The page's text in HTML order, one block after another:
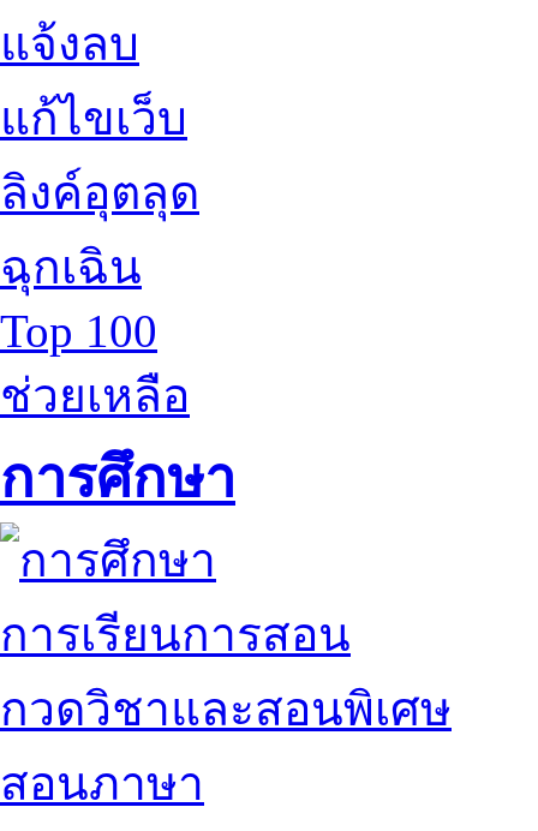
แจ้งลบ
แก้ไขเว็บ
ลิงค์อุตลุด
ฉุกเฉิน
Top 100
ช่วยเหลือ
การศึกษา
การเรียนการสอน
กวดวิชาและสอนพิเศษ
สอนภาษา